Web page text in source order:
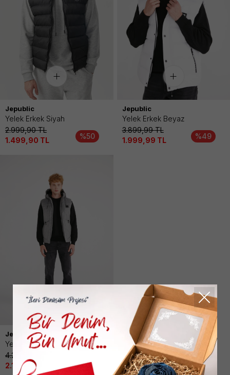
Jepublic
Yelek Erkek Siyah
2.999,90TL
1.499,90 TL %50
Jepublic
Yelek Erkek Beyaz
3.899,99TL
1.999,99 TL %49
Jepublic
Yelek Erkek Gri
4.299,99
2.149,90
%50